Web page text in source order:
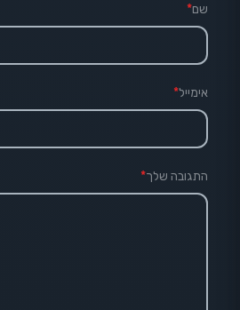
שם*
אימייל*
התגובה שלך*